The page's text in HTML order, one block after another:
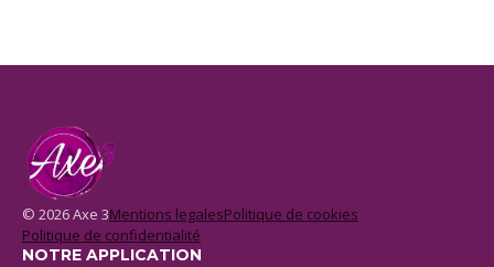
© 2026 Axe 3Mentions legalesPolitique de cookies
Politique de confidentialité
NOTRE APPLICATION